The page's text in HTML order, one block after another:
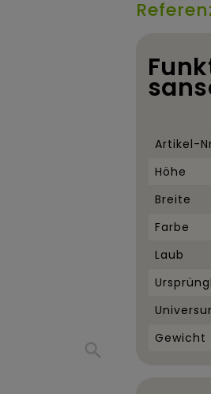
search
Artikel-
Höhe
Breite
Farbe
Laub
Gewicht